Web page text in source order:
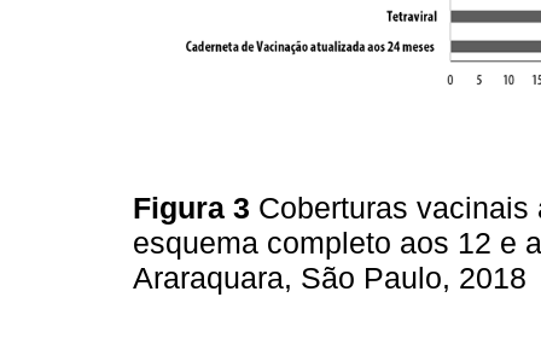
Figura 3 Coberturas
esquema completo aos 12 e
Araraquara, São Paulo, 2018